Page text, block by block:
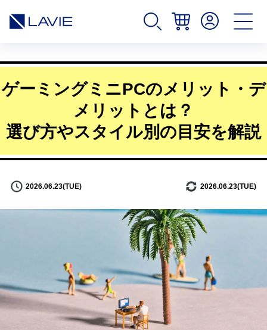
ゲーミングミニPCのメリット・デ
メリットとは？
選び方やスタイル別の目安を解説
2026.06.23(TUE) 2026.06.23(TUE)